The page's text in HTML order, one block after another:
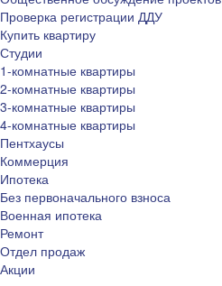
Проверка регистрации ДДУ
Купить квартиру
Студии
1-комнатные квартиры
2-комнатные квартиры
3-комнатные квартиры
4-комнатные квартиры
Пентхаусы
Коммерция
Ипотека
Без первоначального взноса
Военная ипотека
Ремонт
Отдел продаж
Акции